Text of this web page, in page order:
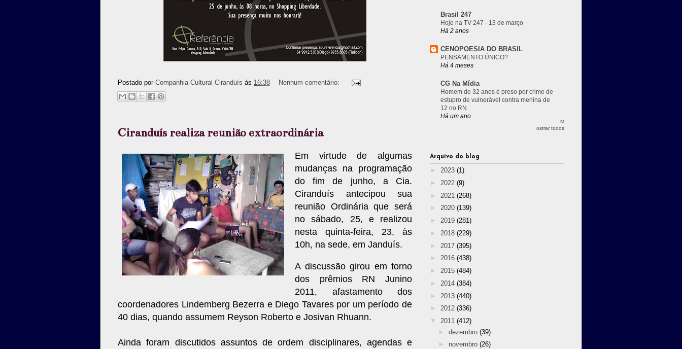
Postado por Companhia Cultural Ciranduís às 16:38 Nenhum comentário:
Ciranduís realiza reunião extraordinária
Em virtude de algumas
mudanças na programação
do fim de junho, a Cia.
Ciranduís antecipou sua
reunião Ordinária que será
no sábado, 25, e realizou
nesta quinta-feira, 23, às
10h, na sede, em Janduís.
A discussão girou em torno
dos prêmios RN Junino
2011, afastamento dos
coordenadores Lindemberg Bezerra e Diego Tavares por um período de
40 dias, quando assumem Reyson Roberto e Josivan Rhuann.
Ainda foram discutidos assuntos de ordem disciplinares, agendas e
Brasil 247
Hoje na TV 247 - 13 de março
Há 2 anos
CENOPOESIA DO BRASIL
PENSAMENTO ÚNICO?
Há 4 meses
CG Na Mídia
Homem de 32 anos é preso por crime de
estupro de vulnerável contra menina de
12 no RN
Há um ano
M
ostrar todos
Arquivo do blog
► 2023 (1)
► 2022 (9)
► 2021 (268)
► 2020 (139)
► 2019 (281)
► 2018 (229)
► 2017 (395)
► 2016 (438)
► 2015 (484)
► 2014 (384)
► 2013 (440)
► 2012 (336)
▼ 2011 (412)
► dezembro (39)
► novembro (26)